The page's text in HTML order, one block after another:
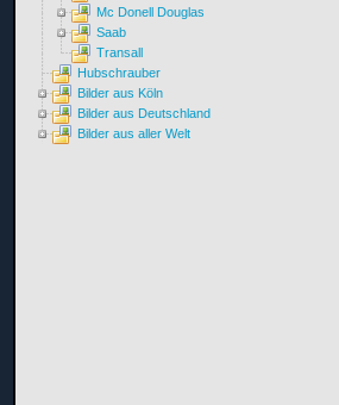
Mc Donell Douglas
Saab
Transall
Hubschrauber
Bilder aus Köln
Bilder aus Deutschland
Bilder aus aller Welt